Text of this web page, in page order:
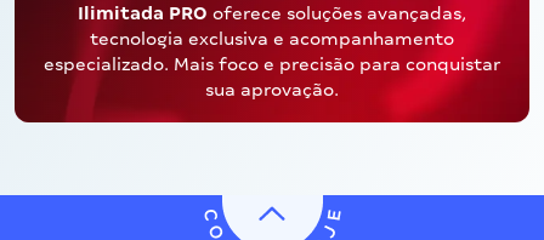
Ilimitada PRO oferece soluções avançadas,
tecnologia exclusiva e acompanhamento
especializado. Mais foco e precisão para conquistar
sua aprovação.